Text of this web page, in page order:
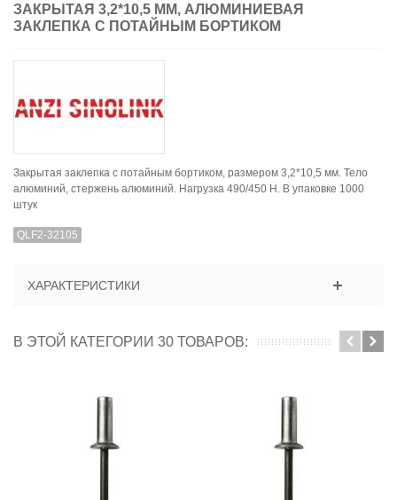
ЗАКРЫТАЯ 3,2*10,5 ММ, АЛЮМИНИЕВАЯ
ЗАКЛЕПКА С ПОТАЙНЫМ БОРТИКОМ
Закрытая заклепка с потайным бортиком, размером 3,2*10,5 мм. Тело
алюминий, стержень алюминий. Нагрузка 490/450 Н. В упаковке 1000
штук
QLF2-32105
ХАРАКТЕРИСТИКИ
В ЭТОЙ КАТЕГОРИИ 30 ТОВАРОВ: